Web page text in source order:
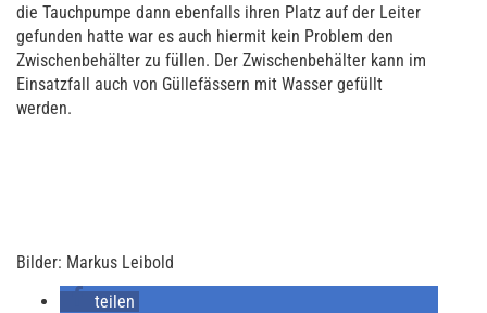
die Tauchpumpe dann ebenfalls ihren Platz auf der Leiter
gefunden hatte war es auch hiermit kein Problem den
Zwischenbehälter zu füllen. Der Zwischenbehälter kann im
Einsatzfall auch von Güllefässern mit Wasser gefüllt
werden.
Bilder: Markus Leibold
teilen